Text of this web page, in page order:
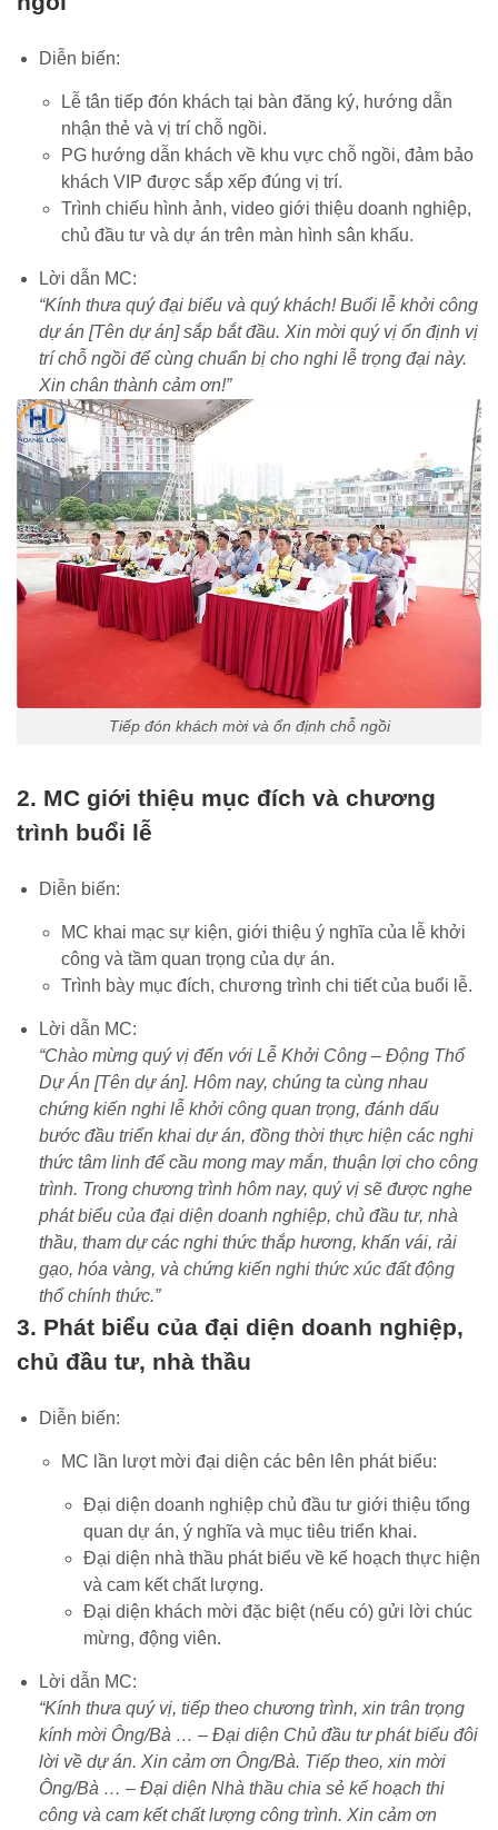
Diễn biến:
Lễ tân tiếp đón khách tại bàn đăng ký, hướng dẫn
nhận thẻ và vị trí chỗ ngồi.
PG hướng dẫn khách về khu vực chỗ ngồi, đảm bảo
khách VIP được sắp xếp đúng vị trí.
Trình chiếu hình ảnh, video giới thiệu doanh nghiệp,
chủ đầu tư và dự án trên màn hình sân khấu.
Lời dẫn MC:
“Kính thưa quý đại biểu và quý khách! Buổi lễ khởi công
dự án [Tên dự án] sắp bắt đầu. Xin mời quý vị ổn định vị
trí chỗ ngồi để cùng chuẩn bị cho nghi lễ trọng đại này.
Xin chân thành cảm ơn!”
Tiếp đón khách mời và ổn định chỗ ngồi
2. MC giới thiệu mục đích và chương
trình buổi lễ
Diễn biến:
MC khai mạc sự kiện, giới thiệu ý nghĩa của lễ khởi
công và tầm quan trọng của dự án.
Trình bày mục đích, chương trình chi tiết của buổi lễ.
Lời dẫn MC:
“Chào mừng quý vị đến với Lễ Khởi Công – Động Thổ
Dự Án [Tên dự án]. Hôm nay, chúng ta cùng nhau
chứng kiến nghi lễ khởi công quan trọng, đánh dấu
bước đầu triển khai dự án, đồng thời thực hiện các nghi
thức tâm linh để cầu mong may mắn, thuận lợi cho công
trình. Trong chương trình hôm nay, quý vị sẽ được nghe
phát biểu của đại diện doanh nghiệp, chủ đầu tư, nhà
thầu, tham dự các nghi thức thắp hương, khấn vái, rải
gạo, hóa vàng, và chứng kiến nghi thức xúc đất động
thổ chính thức.”
3. Phát biểu của đại diện doanh nghiệp,
chủ đầu tư, nhà thầu
Diễn biến:
MC lần lượt mời đại diện các bên lên phát biểu:
Đại diện doanh nghiệp chủ đầu tư giới thiệu tổng
quan dự án, ý nghĩa và mục tiêu triển khai.
Đại diện nhà thầu phát biểu về kế hoạch thực hiện
và cam kết chất lượng.
Đại diện khách mời đặc biệt (nếu có) gửi lời chúc
mừng, động viên.
Lời dẫn MC:
“Kính thưa quý vị, tiếp theo chương trình, xin trân trọng
kính mời Ông/Bà … – Đại diện Chủ đầu tư phát biểu đôi
lời về dự án. Xin cảm ơn Ông/Bà. Tiếp theo, xin mời
Ông/Bà … – Đại diện Nhà thầu chia sẻ kế hoạch thi
công và cam kết chất lượng công trình. Xin cảm ơn